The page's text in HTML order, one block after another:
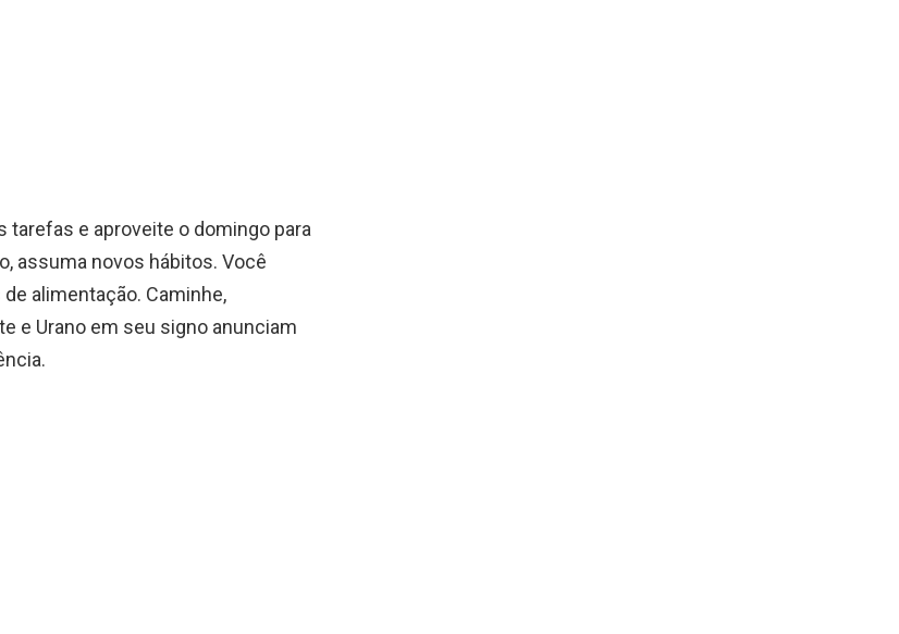
tarefas e aproveite o domingo para
assuma novos hábitos. Você
alimentação. Caminhe,
e Urano em seu signo anunciam